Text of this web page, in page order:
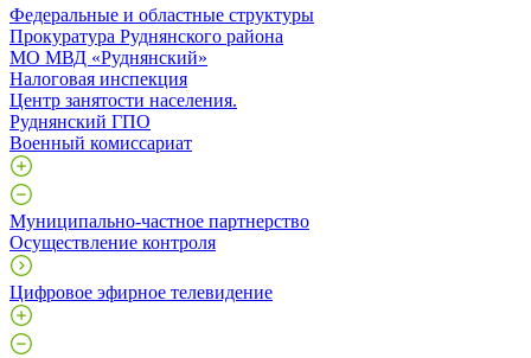
Федеральные и областные структуры
Прокуратура Руднянского района
МО МВД «Руднянский»
Налоговая инспекция
Центр занятости населения.
Руднянский ГПО
Военный комиссариат
Муниципально-частное партнерство
Осуществление контроля
Цифровое эфирное телевидение